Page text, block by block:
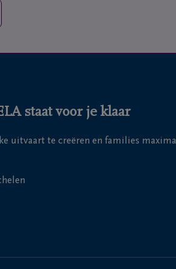
staat voor je klaar
uitvaart te creëren en families